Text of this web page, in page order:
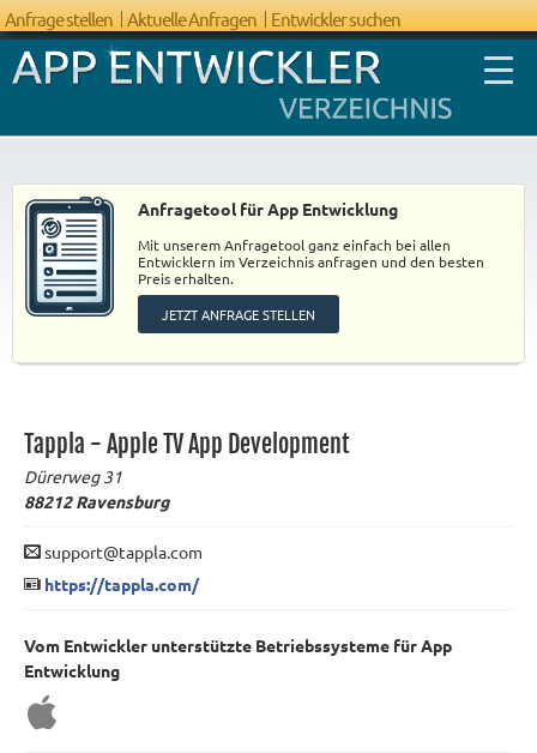
Anfrage stellen Aktuelle Anfragen Entwickler suchen
Anfragetool für App Entwicklung
Mit unserem Anfragetool ganz einfach bei allen
Entwicklern im Verzeichnis anfragen und den besten
Preis erhalten.
JETZT ANFRAGE STELLEN
Tappla - Apple TV App Development
Dürerweg 31
88212Ravensburg
support@tappla.com
https://tappla.com/
Vom Entwickler unterstützte Betriebssysteme für App
Entwicklung